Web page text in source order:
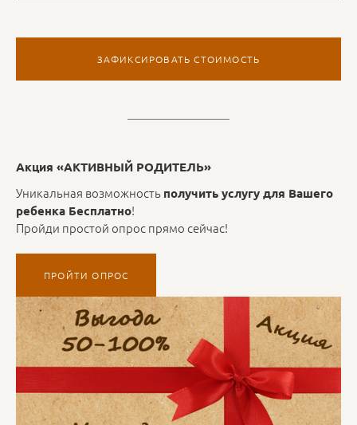
ЗАФИКСИРОВАТЬ СТОИМОСТЬ
Акция «АКТИВНЫЙ РОДИТЕЛЬ»
Уникальная возможность получить услугу для Вашего
ребенка Бесплатно!
Пройди простой опрос прямо сейчас!
ПРОЙТИ ОПРОС